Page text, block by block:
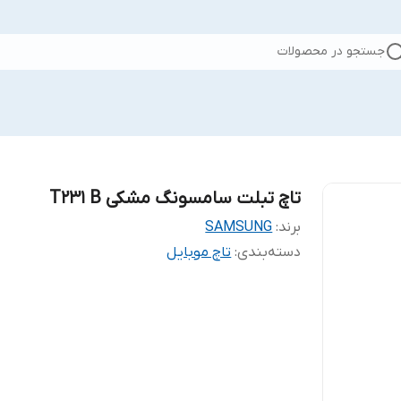
جستجو در محصولات
تاچ تبلت سامسونگ مشکی T231 B
برند: SAMSUNG
دسته‌بندی:تاچ موبایل